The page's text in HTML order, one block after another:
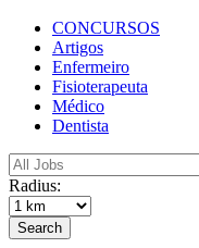
CONCURSOS
Artigos
Enfermeiro
Fisioterapeuta
Médico
Dentista
Radius:
Search